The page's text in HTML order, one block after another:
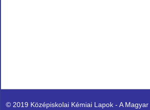
© 2019 Középiskolai Kémiai Lapok - A